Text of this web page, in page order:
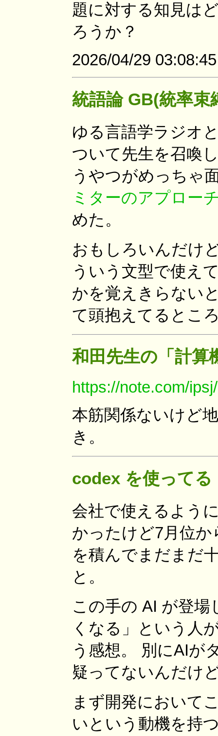
題に対する知見は
ろうか？
2026/04/29
統語論 GB(統率束
ゆる言語学ラジオ
ついて先生を召喚
うやつがめっちゃ
ミターのアプロー
めた。
おもしろいんだけ
ういう文型で使え
かを覚えきらない
て頭抱えてるとこ
和田先生の「計算
https://note.com/
本筋関係ないけど
き。
codex を使ってる
会社で使えるよう
かったけど7月位
を積んでまだまだ
と。
この手の AI が登
くなる」という人
う感想。 別にAIが
疑ってないんだけ
まず開発において
いという動機を持